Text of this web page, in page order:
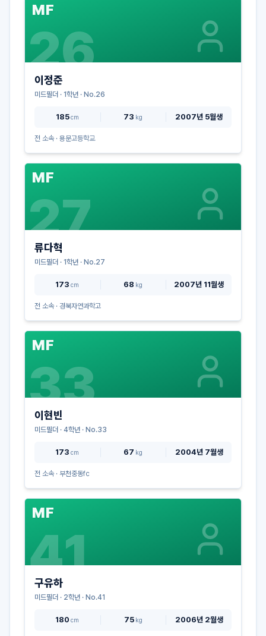
MF
26
이정준
미드필더 · 1학년 · No.26
185cm 73 kg 2007년 5월생
전 소속 · 용문고등학교
MF
27
류다혁
미드필더 · 1학년 · No.27
173 cm 68 kg 2007년 11월생
전 소속 · 경북자연과학고
MF
33
이현빈
미드필더 · 4학년 · No.33
173 cm 67 kg 2004년 7월생
전 소속 · 부천중동fc
MF
41
구유하
미드필더 · 2학년 · No.41
180 cm 75 kg 2006년 2월생